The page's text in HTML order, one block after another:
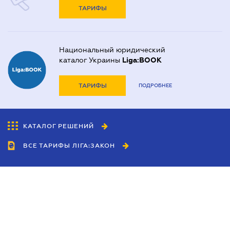
ТАРИФЫ
Национальный юридический
каталог Украины Liga:BOOK
ТАРИФЫ ПОДРОБНЕЕ
КАТАЛОГ РЕШЕНИЙ
ВСЕ ТАРИФЫ ЛІГА:ЗАКОН